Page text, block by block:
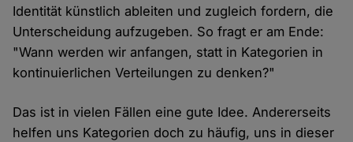
Identität künstlich ableiten und zugleich fordern, die
Unterscheidung aufzugeben. So fragt er am Ende:
"Wann werden wir anfangen, statt in Kategorien in
kontinuierlichen Verteilungen zu denken?"
Das ist in vielen Fällen eine gute Idee. Andererseits
helfen uns Kategorien doch zu häufig, uns in dieser